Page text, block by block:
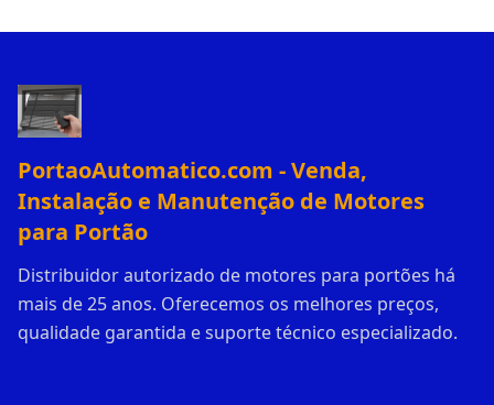
PortaoAutomatico.com - Venda,
Instalação e Manutenção de Motores
para Portão
Distribuidor autorizado de motores para portões há
mais de 25 anos. Oferecemos os melhores preços,
qualidade garantida e suporte técnico especializado.